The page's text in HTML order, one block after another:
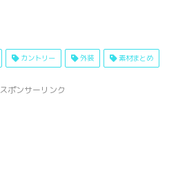
カントリー 外装 素材まとめ
スポンサーリンク